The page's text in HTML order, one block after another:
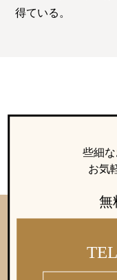
得ている。
些細な
お気
無